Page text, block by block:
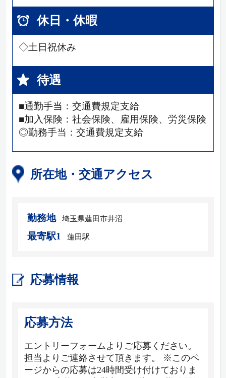
休日・休暇
◇土日祝休み
待遇
■通勤手当：交通費規定支給
■加入保険：社会保険、雇用保険、労災保険
◎勤務手当：交通費規定支給
所在地・交通アクセス
勤務地 埼玉県蓮田市井沼
最寄駅1 蓮田駅
応募情報
応募方法
エントリーフォームよりご応募ください。
担当よりご連絡させて頂きます。 ※このペ
ージからの応募は24時間受け付けておりま